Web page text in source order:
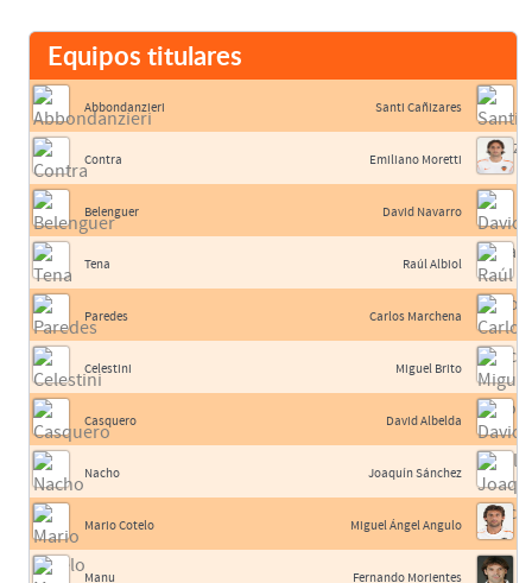
Equipos titulares
Abbondanzieri
Contra
Belenguer
Tena
Paredes
Celestini
Casquero
Nacho
Mario Cotelo
Manu
Santi Cañizares
Emiliano Moretti
David Navarro
Raúl Albiol
Carlos Marchena
Miguel Brito
David Albelda
Joaquín Sánchez
Miguel Ángel Angulo
Fernando Morientes